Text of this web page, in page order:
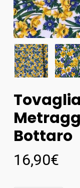
Bottaro
16,90€